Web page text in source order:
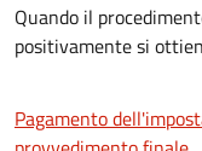
Quando il
positivamente si
Pagamento